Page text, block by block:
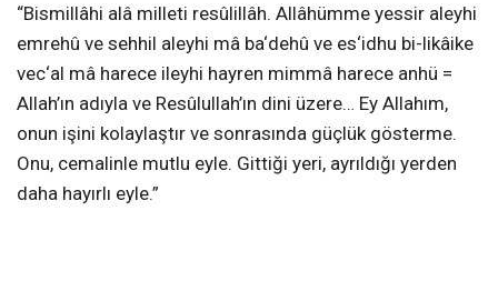
“Bismillâhi alâ milleti resûlillâh. Allâhümme yessir aleyhi
emrehû ve sehhil aleyhi mâ ba‘dehû ve es‘idhu bi-likâike
vec‘al mâ harece ileyhi hayren mimmâ harece anhü =
Allah’ın adıyla ve Resûlullah’ın dini üzere… Ey Allahım,
onun işini kolaylaştır ve sonrasında güçlük gösterme.
Onu, cemalinle mutlu eyle. Gittiği yeri, ayrıldığı yerden
daha hayırlı eyle.”